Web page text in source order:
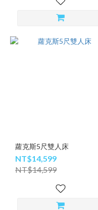
蘿克斯5尺雙人床
NT$14,599
NT$14,599